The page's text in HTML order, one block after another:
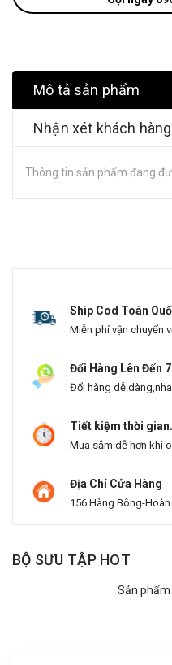
Mô tả sản phẩm
Nhận xét khách hàng
Thông tin sản phẩm đang
Ship Cod Toàn
Miễn phí vận chuyển
Đổi Hàng Lên Đến
Đổi hàng dễ
Tiết kiệm thời gian.
Mua sắm dễ hơn khi
Địa Chỉ Cửa Hàng
156 Hàng Bông-
BỘ SƯU TẬP HOT
Sản